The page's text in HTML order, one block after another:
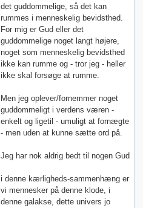
det guddommelige, så det kan
rummes i menneskelig bevidsthed.
For mig er Gud eller det
guddommelige noget langt højere,
noget som menneskelig bevidsthed
ikke kan rumme og - tror jeg - heller
ikke skal forsøge at rumme.
Men jeg oplever/fornemmer noget
guddommeligt i verdens væren -
enkelt og ligetil - umuligt at fornægte
- men uden at kunne sætte ord på.
Jeg har nok aldrig bedt til nogen Gud
i denne kærligheds-sammenhæng er
vi mennesker på denne klode, i
denne galakse, dette univers jo